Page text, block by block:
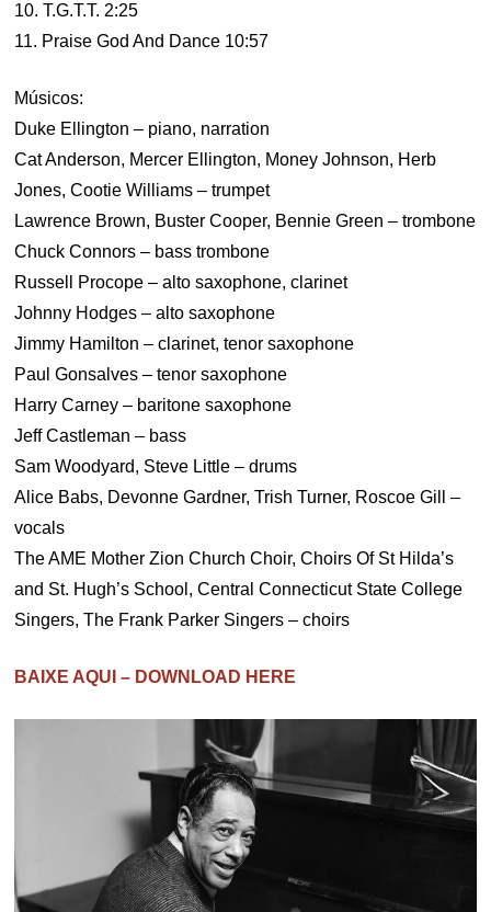
10. T.G.T.T. 2:25
11. Praise God And Dance 10:57
Músicos:
Duke Ellington – piano, narration
Cat Anderson, Mercer Ellington, Money Johnson, Herb
Jones, Cootie Williams – trumpet
Lawrence Brown, Buster Cooper, Bennie Green – trombone
Chuck Connors – bass trombone
Russell Procope – alto saxophone, clarinet
Johnny Hodges – alto saxophone
Jimmy Hamilton – clarinet, tenor saxophone
Paul Gonsalves – tenor saxophone
Harry Carney – baritone saxophone
Jeff Castleman – bass
Sam Woodyard, Steve Little – drums
Alice Babs, Devonne Gardner, Trish Turner, Roscoe Gill –
vocals
The AME Mother Zion Church Choir, Choirs Of St Hilda’s
and St. Hugh’s School, Central Connecticut State College
Singers, The Frank Parker Singers – choirs
BAIXE AQUI – DOWNLOAD HERE